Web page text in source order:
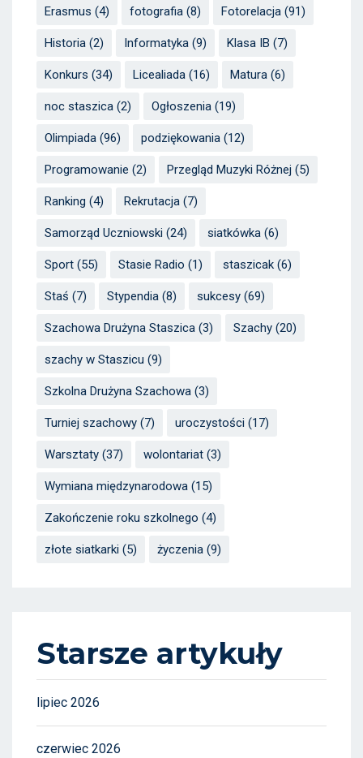
Erasmus (4) fotografia (8) Fotorelacja (91)
Historia (2) Informatyka (9) Klasa IB (7)
Konkurs (34) Licealiada (16) Matura (6)
noc staszica (2) Ogłoszenia (19)
Olimpiada (96) podziękowania (12)
Programowanie (2) Przegląd Muzyki Różnej (5)
Ranking (4) Rekrutacja (7)
Samorząd Uczniowski (24) siatkówka (6)
Sport (55) Stasie Radio (1) staszicak (6)
Staś (7) Stypendia (8) sukcesy (69)
Szachowa Drużyna Staszica (3) Szachy (20)
szachy w Staszicu (9)
Szkolna Drużyna Szachowa (3)
Turniej szachowy (7) uroczystości (17)
Warsztaty (37) wolontariat (3)
Wymiana międzynarodowa (15)
Zakończenie roku szkolnego (4)
złote siatkarki (5) życzenia (9)
Starsze artykuły
lipiec 2026
czerwiec 2026